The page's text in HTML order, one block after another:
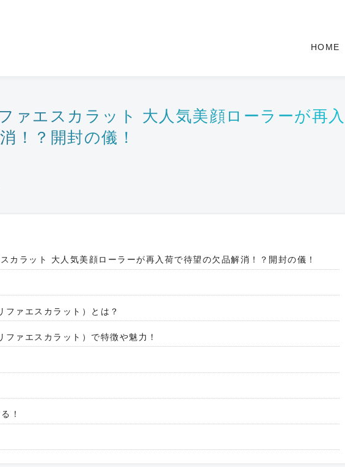
HOME
ァエスカラット 大人気美顔ローラーが再入
！？開封の儀！
カラット 大人気美顔ローラーが再入荷で待望の欠品解消！？開封の儀！
ァエスカラット）とは？
ァエスカラット）で特徴や魅力！
！